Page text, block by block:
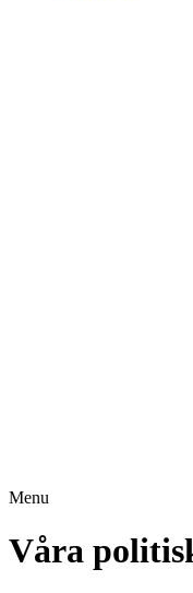
Menu
Våra